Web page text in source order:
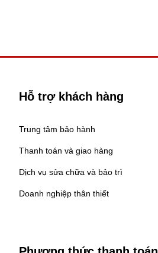
Hỗ trợ khách hàng
Trung tâm bảo hành
Thanh toán và giao hàng
Dịch vụ sửa chữa và bảo trì
Doanh nghiệp thân thiết